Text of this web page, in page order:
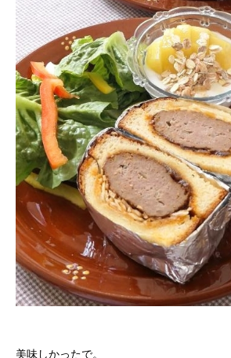
美味しかったで。